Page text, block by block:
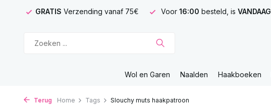
GRATIS Verzending vanaf 75€ Voor 16:00 besteld, is VANDAAG
Wol en Garen Naalden Haakboeken
Terug Home Tags Slouchy muts haakpatroon